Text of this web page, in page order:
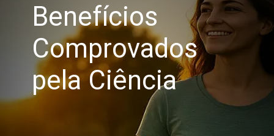
Benefícios
Comprovados
pela Ciência